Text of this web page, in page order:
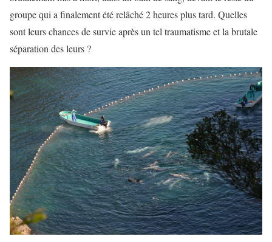
groupe qui a finalement été relâché 2 heures plus tard. Quelles
sont leurs chances de survie après un tel traumatisme et la brutale
séparation des leurs ?